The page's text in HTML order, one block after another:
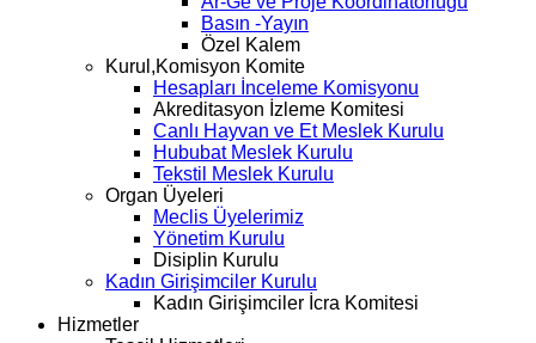
Basın -Yayın
Özel Kalem
Kurul,Komisyon Komite
Hesapları İnceleme Komisyonu
Akreditasyon İzleme Komitesi
Canlı Hayvan ve Et Meslek Kurulu
Hububat Meslek Kurulu
Tekstil Meslek Kurulu
Organ Üyeleri
Meclis Üyelerimiz
Yönetim Kurulu
Disiplin Kurulu
Kadın Girişimciler Kurulu
Kadın Girişimciler İcra Komitesi
Hizmetler